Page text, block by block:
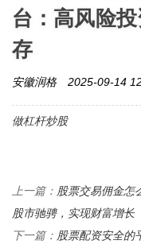
台：高风险
存
安徽润格 2025-09-14
做杠杆炒股
上一篇： 股票交易佣金怎
股市驰骋，实现财富增长
下一篇： 股票配资安全的